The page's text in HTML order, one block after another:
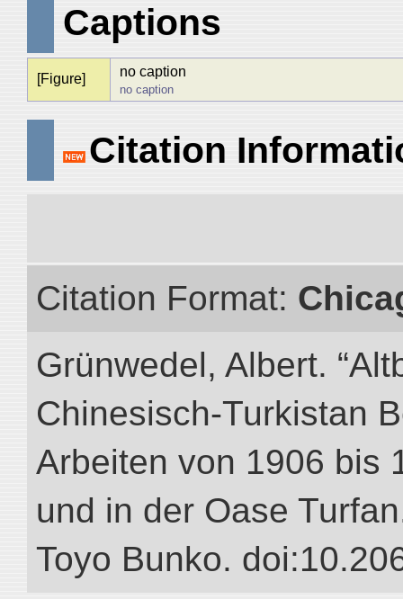
Captions
[Figure] no caption
no caption
Citation
Citation Format:
Grünwedel, Albert.
Chinesisch-Turkistan
Arbeiten von 1906 bis
und in der Oase
Toyo Bunko.